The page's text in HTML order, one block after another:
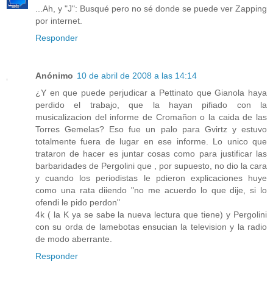
...Ah, y "J": Busqué pero no sé donde se puede ver Zapping
por internet.
Responder
Anónimo 10 de abril de 2008 a las 14:14
¿Y en que puede perjudicar a Pettinato que Gianola haya
perdido el trabajo, que la hayan pifiado con la
musicalizacion del informe de Cromañon o la caida de las
Torres Gemelas? Eso fue un palo para Gvirtz y estuvo
totalmente fuera de lugar en ese informe. Lo unico que
trataron de hacer es juntar cosas como para justificar las
barbaridades de Pergolini que , por supuesto, no dio la cara
y cuando los periodistas le pdieron explicaciones huye
como una rata diiendo "no me acuerdo lo que dije, si lo
ofendi le pido perdon"
4k ( la K ya se sabe la nueva lectura que tiene) y Pergolini
con su orda de lamebotas ensucian la television y la radio
de modo aberrante.
Responder